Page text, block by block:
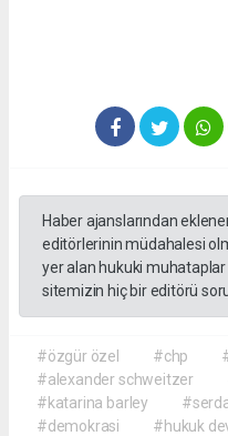
Haber ajanslarından
editörlerinin müdahalesi
yer alan hukuki
sitemizin hiç bir editörü
#özgür özel #chp
#alexander schweitzer
#katarina barley
#demokrasi
#hukuk